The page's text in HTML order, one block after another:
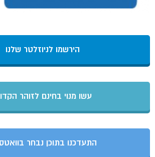
הירשמו לניוזלטר שלנו
עשו מנוי בחינם לזוהר
התעדכנו בתוכן נבחר